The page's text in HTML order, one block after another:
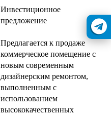
Инвестиционное
предложение
Предлагается к продаже
коммерческое помещение с
новым современным
дизайнерским ремонтом,
выполненным с
использованием
высококачественных